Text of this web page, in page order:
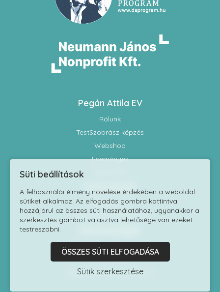
Pegán Attila EV
Rólunk
TestSzobrász képzés
Webshop
Események
Információk
Impresszum
Adatvédelmi szabályzat
1118 Budapest Kelenhegyi út 7/9.
06 1 8170060
info@testszobrasziskola.hu
Süti beállítások
A felhasználói élmény növelése érdekében a weboldal
sütiket alkalmaz. Az elfogadás gombra kattintva
hozzájárul az összes süti használatához, ugyanakkor a
szerkesztés gombot választva lehetősége van ezeket
testreszabni.
ÖSSZES SÜTI ELFOGADÁSA
Sütik szerkesztése